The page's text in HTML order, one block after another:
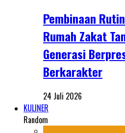
Pembinaan
Rumah Zakat
Generasi
Berkarakter
24 Juli 2026
KULINER
Random